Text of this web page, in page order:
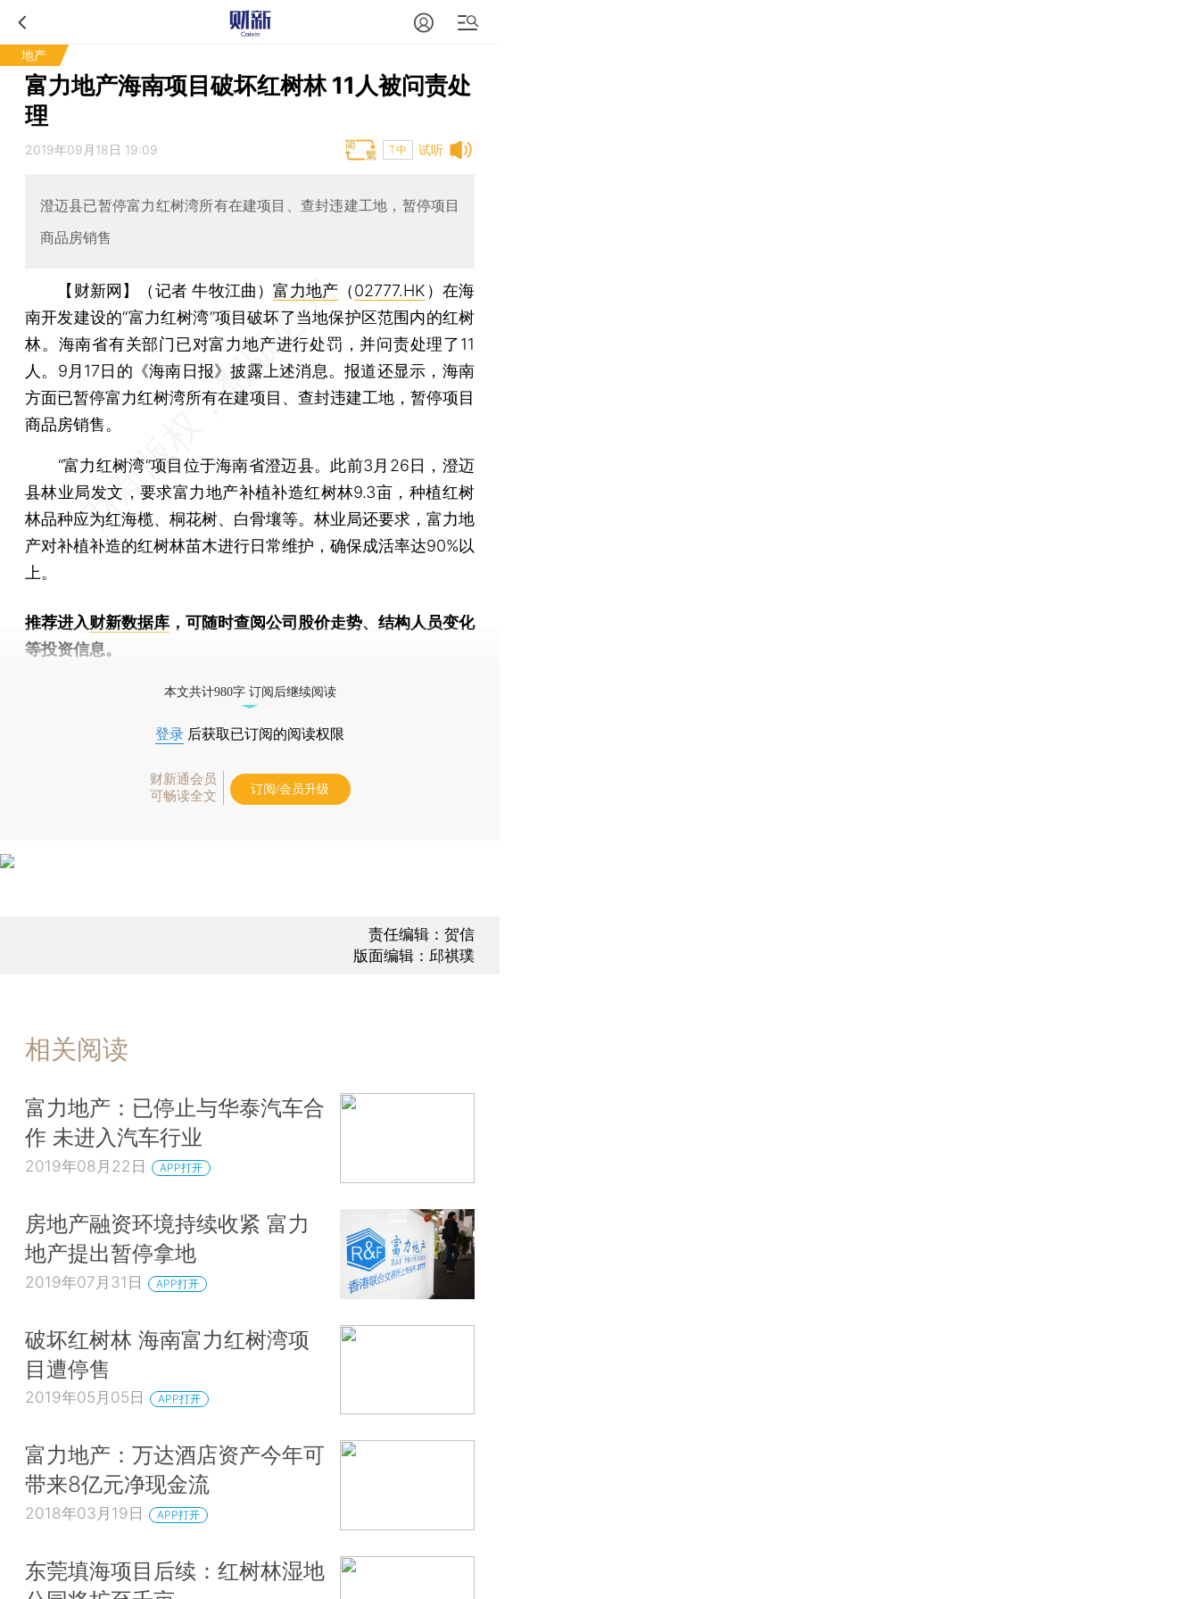
地产
富力地产海南项目破坏红树林 11人被问责处
理
试听
2019年09月18日 19:09 T中
澄迈县已暂停富力红树湾所有在建项目、查封违建工地，暂停项目
商品房销售
【财新网】（记者 牛牧江曲）富力地产 （02777.HK ）在海
南开发建设的“富力红树湾”项目破坏了当地保护区范围内的红树
林。海南省有关部门已对富力地产进行处罚，并问责处理了11
人。9月17日的《海南日报》披露上述消息。报道还显示，海南
方面已暂停富力红树湾所有在建项目、查封违建工地，暂停项目
商品房销售。
“富力红树湾”项目位于海南省澄迈县。此前3月26日，澄迈
县林业局发文，要求富力地产补植补造红树林9.3亩，种植红树
林品种应为红海榄、桐花树、白骨壤等。林业局还要求，富力地
产对补植补造的红树林苗木进行日常维护，确保成活率达90%以
上。
推荐进入财新数据库 ，可随时查阅公司股价走势、结构人员变化
等投资信息。
本文共计980字 订阅后继续阅读
登录 后获取已订阅的阅读权限
财新通会员
可畅读全文
订阅/会员升级
责任编辑：贺信
版面编辑：邱祺璞
相关阅读
富力地产：已停止与华泰汽车合
作 未进入汽车行业
2019年08月22日 APP打开
房地产融资环境持续收紧 富力
地产提出暂停拿地
2019年07月31日 APP打开
破坏红树林 海南富力红树湾项
目遭停售
2019年05月05日 APP打开
富力地产：万达酒店资产今年可
带来8亿元净现金流
2018年03月19日 APP打开
东莞填海项目后续：红树林湿地